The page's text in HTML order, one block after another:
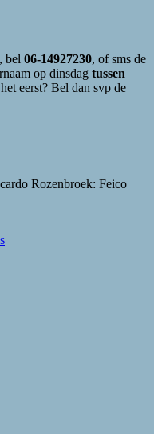
bel 06-14927230, of sms de
op dinsdag tussen
eerst? Bel dan svp de
Rozenbroek: Feico